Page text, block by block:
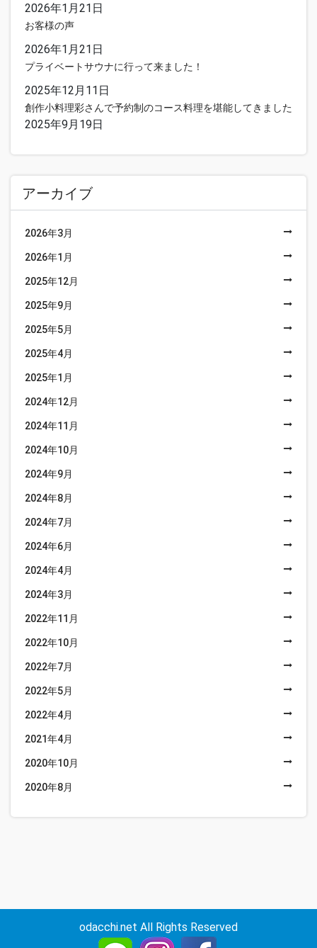
ー
シ
ョ
ン
2026年1月21日
お客様の声
2026年1月21日
プライベートサウナに行って来ました！
2025年12月11日
創作小料理彩さんで予約制のコース料理を堪能してきました
2025年9月19日
アーカイブ
2026年3月
2026年1月
2025年12月
2025年9月
2025年5月
2025年4月
2025年1月
2024年12月
2024年11月
2024年10月
2024年9月
2024年8月
2024年7月
2024年6月
2024年4月
2024年3月
2022年11月
2022年10月
2022年7月
2022年5月
2022年4月
2021年4月
2020年10月
2020年8月
odacchi.net All Rights Reserved